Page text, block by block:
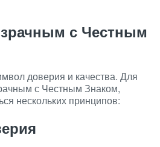
с Честным
доверия и качества. Для
с Честным Знаком,
нескольких принципов: